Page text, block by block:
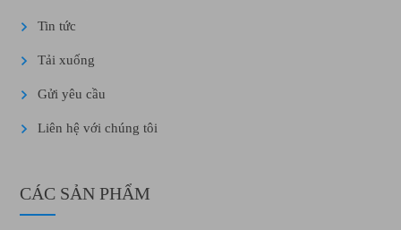
Tin tức
Tải xuống
Gửi yêu cầu
Liên hệ với chúng tôi
CÁC SẢN PHẨM